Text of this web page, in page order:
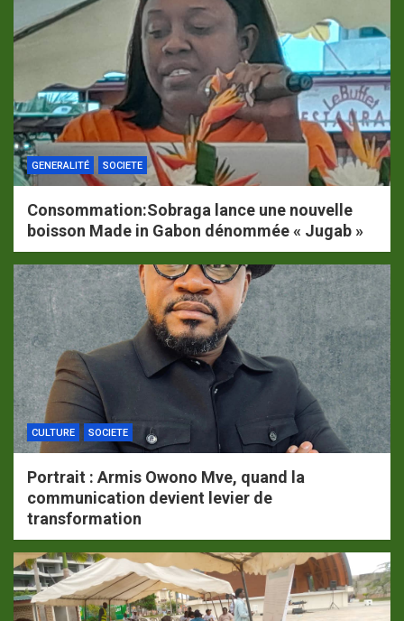
GENERALITÉ SOCIETE
Consommation:Sobraga lance une nouvelle
boisson Made in Gabon dénommée « Jugab »
CULTURE SOCIETE
Portrait : Armis Owono Mve, quand la
communication devient levier de
transformation